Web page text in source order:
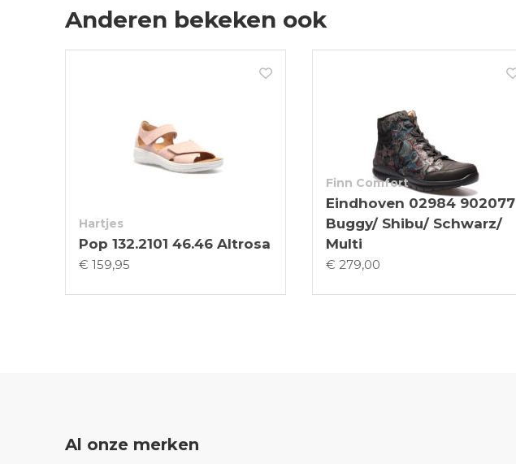
Anderen bekeken ook
Hartjes
Pop 132.2101 46.46 Altrosa
€ 159,95
Finn Comfort
Eindhoven 02984 902077
Buggy/ Shibu/ Schwarz/
Multi
€ 279,00
Al onze merken